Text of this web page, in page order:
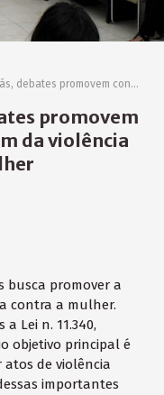
Neste Agosto Lilás, debates promovem conscientização pelo fim da violência contra a mulher
promovem
da violência
busca promover a
contra a mulher.
Lei n. 11.340,
objetivo principal é
de violência
importantes